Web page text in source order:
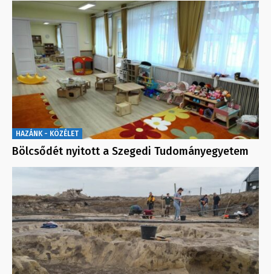
HAZÁNK - KÖZÉLET
Bölcsődét nyitott a Szegedi Tudományegyetem